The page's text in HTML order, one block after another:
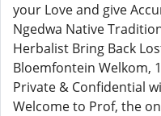
your Love and give
Ngedwa Native
Herbalist Bring Back
Bloemfontein Welkom,
Private & Confidential
Welcome to Prof, the